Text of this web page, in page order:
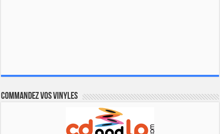
Commandez vos vinyles